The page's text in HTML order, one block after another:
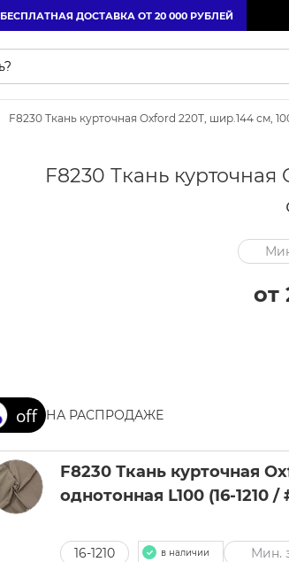
БЕСПЛАТНАЯ ДОСТАВКА ОТ 20 000 РУБЛЕЙ
F8230 Ткань курточная Oxford 220T, шир.144 см,
F8230 Ткань курточная
от
НА РАСПРОДАЖЕ
F8230 Ткань курточная
однотонная L100 (16-1210
16-1210 в наличии Мин.